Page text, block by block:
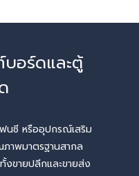
บอร์ดและตู้
นซี หรืออุปกรณ์เสริม
าพมาตรฐานสากล
งขายปลีกและขายส่ง